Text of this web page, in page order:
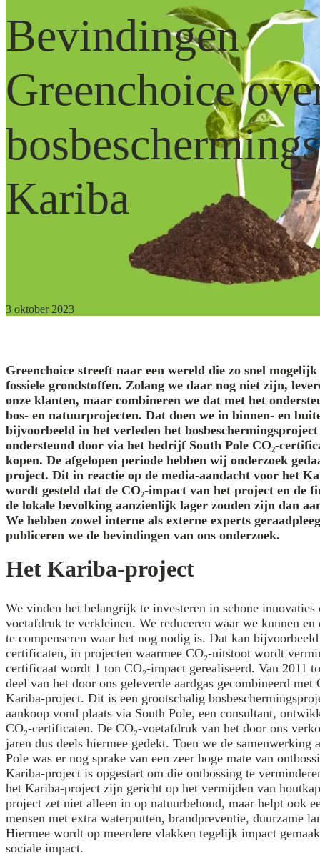
Bevindingen
Greenchoice
Kariba
3 oktober 2023
Greenchoice streeft naar een wereld die zo snel
fossiele grondstoffen. Zolang we daar nog niet zijn,
onze klanten, maar combineren we dat met het
bos- en natuurprojecten. Dat doen we in binnen- en
bijvoorbeeld in het verleden het
ondersteund door via het bedrijf South Pole CO₂-
kopen. De afgelopen periode hebben wij onderzoek
project. Dit in reactie op de media-aandacht voor het
wordt gesteld dat de CO₂-impact van het project en de
de lokale bevolking aanzienlijk lager zouden zijn dan
We hebben zowel interne als externe experts
publiceren we de bevindingen van ons onderzoek.
Het Kariba-project
We vinden het belangrijk te investeren in schone innovaties
voetafdruk te verkleinen. We reduceren waar we kunnen en
te compenseren waar het nog nodig is. Dat kan
certificaten, in projecten waarmee CO₂-uitstoot wordt
certificaat wordt 1 ton CO₂-impact gerealiseerd. Van 2011
deel van het door ons geleverde aardgas gecombineerd met
Kariba-project. Dit is een grootschalig
aankoop vond plaats via South Pole, een consultant,
CO₂-certificaten. De CO₂-voetafdruk van het door ons
jaren dus deels hiermee gedekt. Toen we de samenwerking
Pole was er nog sprake van een zeer hoge mate van
Kariba-project is opgestart om die ontbossing te
het Kariba-project zijn gericht op het vermijden van
project zet niet alleen in op natuurbehoud, maar helpt ook
mensen met extra waterputten, brandpreventie, duurzame
Hiermee wordt op meerdere vlakken tegelijk impact
sociale impact.